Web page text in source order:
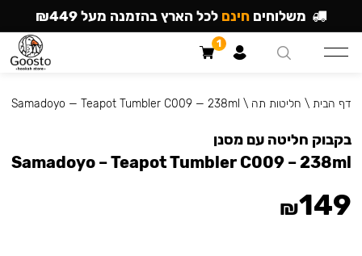
דף הבית \ חליטות תה \
Samadoyo — Teapot Tumbler C009 — 238ml
בקבוק חליטה עם מסנן
Samadoyo – Teapot Tumbler C009 – 238ml
₪149
משלוחים חינם לכל הארץ בהזמנה מעל ₪449
1